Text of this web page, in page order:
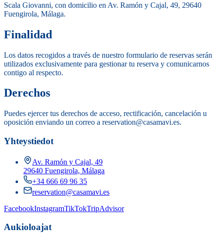
Scala Giovanni, con domicilio en Av. Ramón y Cajal, 49, 29640
Fuengirola, Málaga.
Finalidad
Los datos recogidos a través de nuestro formulario de reservas serán
utilizados exclusivamente para gestionar tu reserva y comunicarnos
contigo al respecto.
Derechos
Puedes ejercer tus derechos de acceso, rectificación, cancelación u
oposición enviando un correo a reservation@casamavi.es.
Yhteystiedot
Av. Ramón y Cajal, 49
29640 Fuengirola, Málaga
+34 666 69 96 35
reservation@casamavi.es
FacebookInstagramTikTokTripAdvisor
Aukioloajat